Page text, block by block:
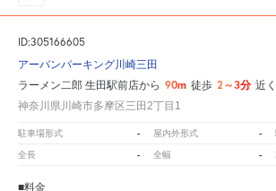
ID:305166605
アーバンパーキング川崎三田
ラーメン二郎 生田駅前店から 90m 徒歩 2～3分 近
神奈川県川崎市多摩区三田2丁目1
駐車場形式 - 屋内外形式 -
全長 - 全幅 -
■料金